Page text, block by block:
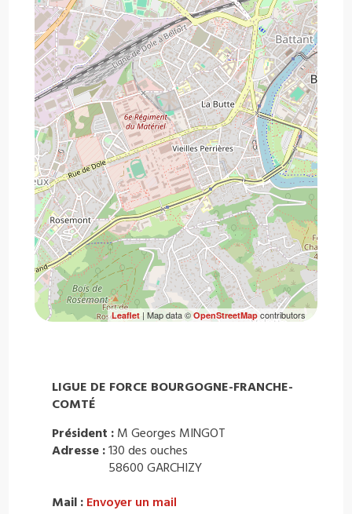
Leaflet| Map data ©OpenStreetMapcontributors
LIGUE DE FORCE BOURGOGNE-FRANCHE-
COMTÉ
Président : M Georges MINGOT
Adresse :130 des ouches
58600 GARCHIZY
Mail : Envoyer un mail